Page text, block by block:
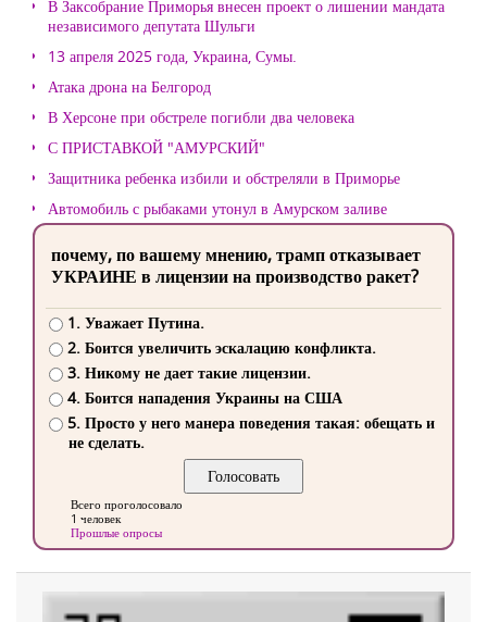
В Заксобрание Приморья внесен проект о лишении мандата
независимого депутата Шульги
13 апреля 2025 года, Украина, Сумы.
Атака дрона на Белгород
В Херсоне при обстреле погибли два человека
С ПРИСТАВКОЙ "АМУРСКИЙ"
Защитника ребенка избили и обстреляли в Приморье
Автомобиль с рыбаками утонул в Амурском заливе
почему, по вашему мнению, трамп отказывает
УКРАИНЕ в лицензии на производство ракет?
1. Уважает Путина.
2. Боится увеличить эскалацию конфликта.
3. Никому не дает такие лицензии.
4. Боится нападения Украины на США
5. Просто у него манера поведения такая: обещать и
не сделать.
Всего проголосовало
1 человек
Прошлые опросы